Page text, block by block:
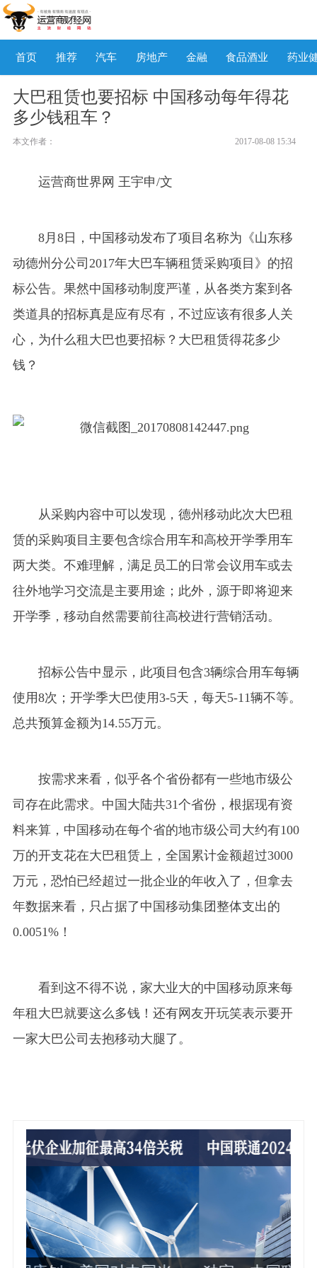
首页 推荐 汽车 房地产 金融 食品酒业 药业
大巴租赁也要招标 中国移动每年得花
多少钱租车？
本文作者： 2017-08-08 15:34
运营商世界网 王宇申/文
8月8日，中国移动发布了项目名称为《山东移
动德州分公司2017年大巴车辆租赁采购项目》的招
标公告。果然中国移动制度严谨，从各类方案到各
类道具的招标真是应有尽有，不过应该有很多人关
心，为什么租大巴也要招标？大巴租赁得花多少
钱？
从采购内容中可以发现，德州移动此次大巴租
赁的采购项目主要包含综合用车和高校开学季用车
两大类。不难理解，满足员工的日常会议用车或去
往外地学习交流是主要用途；此外，源于即将迎来
开学季，移动自然需要前往高校进行营销活动。
招标公告中显示，此项目包含3辆综合用车每辆
使用8次；开学季大巴使用3-5天，每天5-11辆不等。
总共预算金额为14.55万元。
按需求来看，似乎各个省份都有一些地市级公
司存在此需求。中国大陆共31个省份，根据现有资
料来算，中国移动在每个省的地市级公司大约有100
万的开支花在大巴租赁上，全国累计金额超过3000
万元，恐怕已经超过一批企业的年收入了，但拿去
年数据来看，只占据了中 国移动集团整体支出的
0.0051%！
看到这不得不说，家大业大的中国移动原来每
年租大巴就要这么多钱！还有网友开玩笑表示要开
一家大巴公司去抱移动大腿了。